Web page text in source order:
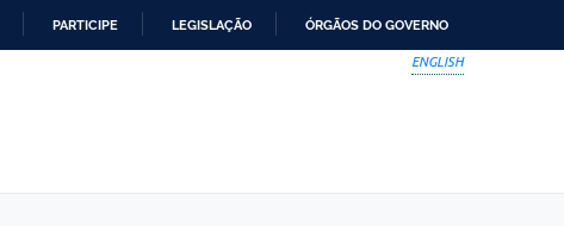
PARTICIPE LEGISLAÇÃO ÓRGÃOS DO GOVERNO
ENGLISH